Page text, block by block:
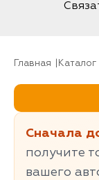
Главная Каталог
Сначала
получите
вашего